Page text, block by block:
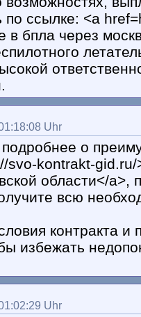
ссылке: <a
в бпла через
Uhr
о
svo-kontrakt-
области</a>,
всю
контракта и
избежать
Uhr